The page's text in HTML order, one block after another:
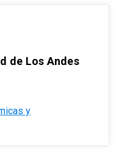
de Los Andes
y